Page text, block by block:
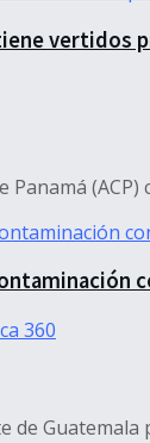
vertidos
Panamá
360
de